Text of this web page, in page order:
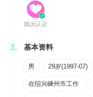


婚况认证
 基本资料
男 29岁(1997-07)
在绍兴嵊州市工作